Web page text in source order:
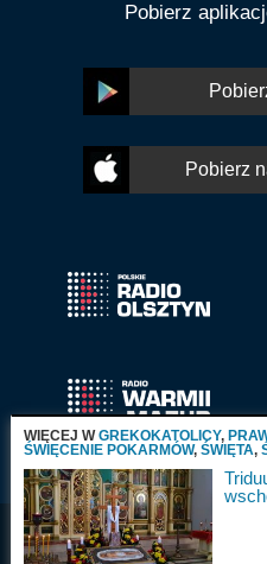
Pobierz
Pobierz
Radio
WIĘCEJ WGREKOKATOLICY,
ŚWIĘCENIE POKARMÓW, ŚWIĘTA,